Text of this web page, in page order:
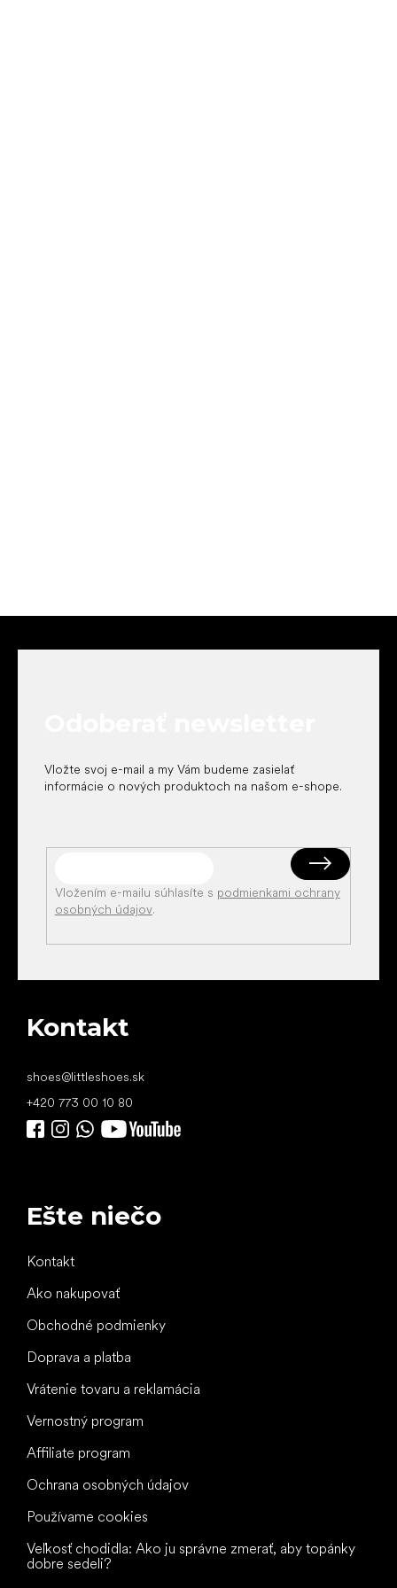
Vložte svoj e-mail a my Vám budeme zasielať
informácie o nových produktoch na našom e-shope.
Vložením e-mailu súhlasíte s podmienkami ochrany
osobných údajov.
Kontakt
shoes@littleshoes.sk
+420 773 00 10 80
Ešte niečo
Kontakt
Ako nakupovať
Obchodné podmienky
Doprava a platba
Vrátenie tovaru a reklamácia
Vernostný program
Affiliate program
Ochrana osobných údajov
Používame cookies
Veľkosť chodidla: Ako ju správne zmerať, aby topánky
dobre sedeli?